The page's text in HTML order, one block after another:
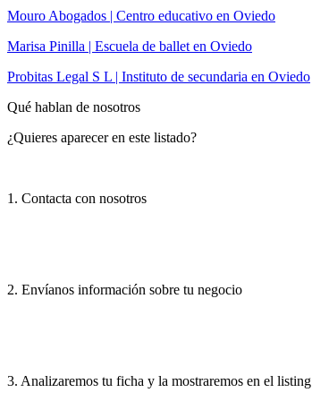
Mouro Abogados | Centro educativo en Oviedo
Marisa Pinilla | Escuela de ballet en Oviedo
Probitas Legal S L | Instituto de secundaria en Oviedo
Qué hablan de nosotros
¿Quieres aparecer en este listado?
1. Contacta con nosotros
2. Envíanos información sobre tu negocio
3. Analizaremos tu ficha y la mostraremos en el listing